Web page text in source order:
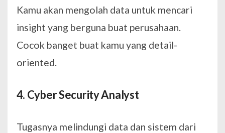
Kamu akan mengolah data untuk mencari
insight yang berguna buat perusahaan.
Cocok banget buat kamu yang detail-
oriented.
4. Cyber Security Analyst
Tugasnya melindungi data dan sistem dari